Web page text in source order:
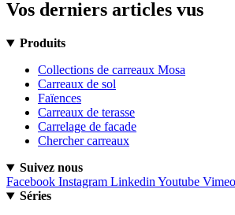
Vos derniers articles vus
Produits
Collections de carreaux Mosa
Carreaux de sol
Faïences
Carreaux de terasse
Carrelage de facade
Chercher carreaux
Suivez nous
Facebook Instagram Linkedin Youtube Vimeo
Séries